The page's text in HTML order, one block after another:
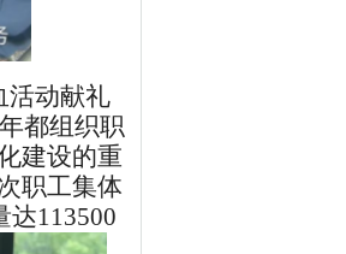
活动献礼
都组织职
建设的重
职工集体
达113500